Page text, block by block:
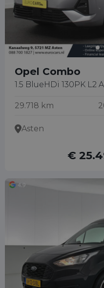
Opel Combo
1.5 BlueHDi 130PK L2
29.718 km
Asten
€